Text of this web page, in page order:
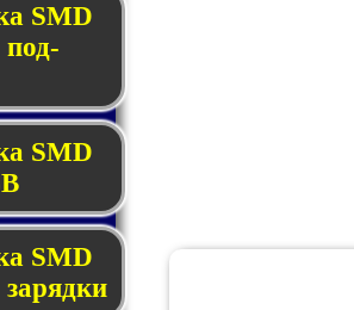
SMD
под­
SMD
SMD